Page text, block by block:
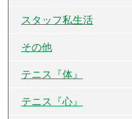
スタッフ私生活
その他
テニス『体』
テニス『心』